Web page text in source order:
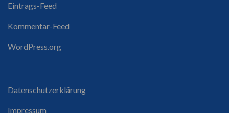
Eintrags-Feed
Kommentar-Feed
WordPress.org
Datenschutzerklärung
Impressum